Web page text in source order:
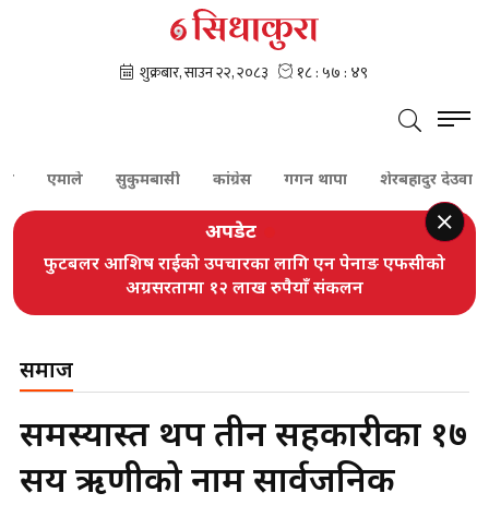
एमाले सुकुमबासी कांग्रेस गगन थापा शेरबहादुर देउवा
अपडेट
फुटबलर आशिष राईको उपचारका लागि एन पेनाङ एफसीको
अग्रसरतामा १२ लाख रुपैयाँ संकलन
समाज
समस्याग्रस्त थप तीन सहकारीका १७
सय ऋणीको नाम सार्वजनिक